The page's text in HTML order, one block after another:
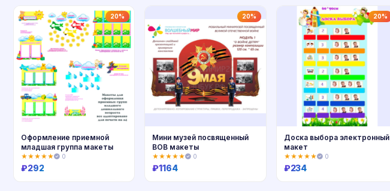
Купить Купить
20%
Оформление приемной
младшая группа макеты
★★★★★ 0
₽292
20%
Мини музей посвященный
ВОВ макеты
★★★★★ 0
₽1164
20%
Доска выбора электронный
макет
★★★★★ 0
₽234